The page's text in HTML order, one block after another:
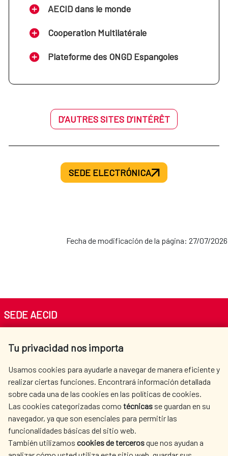
Oficina de la Cooperación Española:
Oficina de la Cooperación Española:
Oficina de la Cooperación Española: Mali
Oficina de la Cooperación Española: Túnez
Sur (Argentina, Brasil, Chile y Uruguay)
Rica
Oficina de la Cooperación Española:
Oficina de la Cooperación Española:
México
Oficina de la Cooperación Española:
Panamá
Oficina de la Cooperación Española:
AECID dans le monde
Cooperation Multilatérale
Plateforme des ONGD Espangoles
D’AUTRES SITES D’INTÉRÊT
SEDE ELECTRÓNICA
Fecha de modificación de la página: 27/07/2026
Tu privacidad nos importa
Usamos cookies para ayudarle a navegar de manera eficiente y
realizar ciertas funciones. Encontrará información detallada
sobre cada una de las cookies en las políticas de cookies.
Las cookies categorizadas como técnicas se guardan en su
navegador, ya que son esenciales para permitir las
funcionalidades básicas del sitio web.
También utilizamos cookies de tercerosque nos ayudan a
SEDE AECID
Tel. +34 900 20 30 54​​​​​​​
AECID
OÙ NOUS COOPÉRONS
L'ACTION HUMANITAIRE
ESPAGNOLE
SALLE DE PRESSE
CULTURE ET SCIENCE BIBLIOTHÈQUE